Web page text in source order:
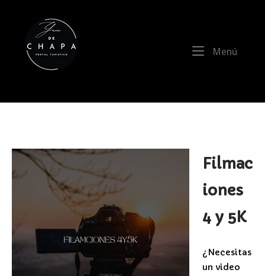
contenido
Inicio
Menú
Filmac
iones
4 y 5K
¿Necesitas
un video